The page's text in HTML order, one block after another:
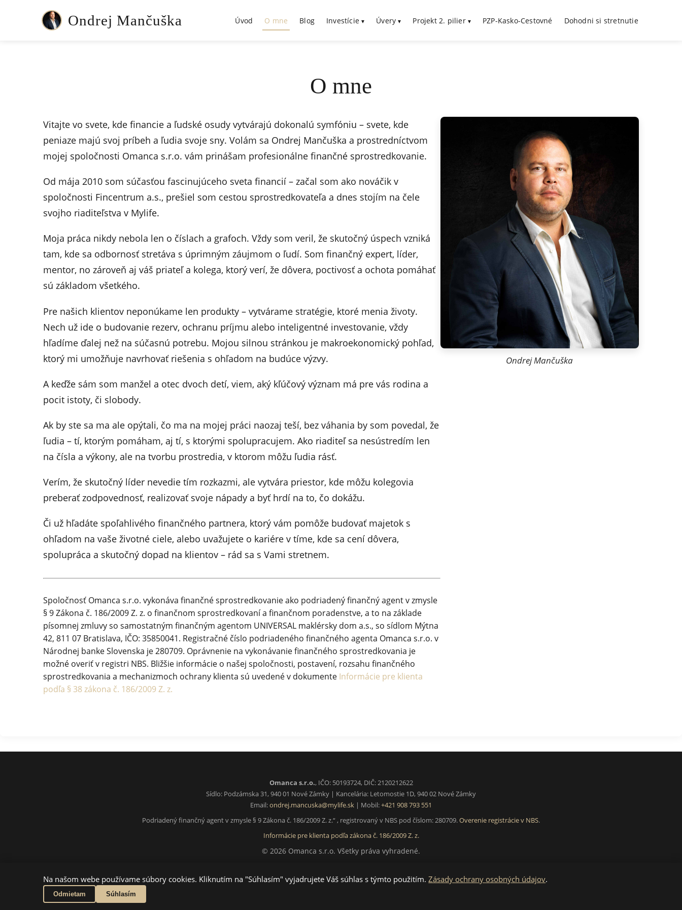
Ondrej Mančuška Úvod O mne Blog Investície Úvery Projekt 2. pilier PZP-Kasko-Cestovné Dohodni si stretnutie
O mne
Vitajte vo svete, kde financie a ľudské osudy vytvárajú dokonalú symfóniu – svete, kde
peniaze majú svoj príbeh a ľudia svoje sny. Volám sa Ondrej Mančuška a prostredníctvom
mojej spoločnosti Omanca s.r.o. vám prinášam profesionálne finančné sprostredkovanie.
Od mája 2010 som súčasťou fascinujúceho sveta financií – začal som ako nováčik v
spoločnosti Fincentrum a.s., prešiel som cestou sprostredkovateľa a dnes stojím na čele
svojho riaditeľstva v Mylife.
Moja práca nikdy nebola len o číslach a grafoch. Vždy som veril, že skutočný úspech vzniká
tam, kde sa odbornosť stretáva s úprimným záujmom o ľudí. Som finančný expert, líder,
mentor, no zároveň aj váš priateľ a kolega, ktorý verí, že dôvera, poctivosť a ochota pomáhať
sú základom všetkého.
Pre našich klientov neponúkame len produkty – vytvárame stratégie, ktoré menia životy.
Nech už ide o budovanie rezerv, ochranu príjmu alebo inteligentné investovanie, vždy
hľadíme ďalej než na súčasnú potrebu. Mojou silnou stránkou je makroekonomický pohľad,
ktorý mi umožňuje navrhovať riešenia s ohľadom na budúce výzvy.
A keďže sám som manžel a otec dvoch detí, viem, aký kľúčový význam má pre vás rodina a
pocit istoty, či slobody.
Ak by ste sa ma ale opýtali, čo ma na mojej práci naozaj teší, bez váhania by som povedal, že
ľudia – tí, ktorým pomáham, aj tí, s ktorými spolupracujem. Ako riaditeľ sa nesústredím len
na čísla a výkony, ale na tvorbu prostredia, v ktorom môžu ľudia rásť.
Verím, že skutočný líder nevedie tím rozkazmi, ale vytvára priestor, kde môžu kolegovia
preberať zodpovednosť, realizovať svoje nápady a byť hrdí na to, čo dokážu.
Či už hľadáte spoľahlivého finančného partnera, ktorý vám pomôže budovať majetok s
ohľadom na vaše životné ciele, alebo uvažujete o kariére v tíme, kde sa cení dôvera,
spolupráca a skutočný dopad na klientov – rád sa s Vami stretnem.
Spoločnosť Omanca s.r.o. vykonáva finančné sprostredkovanie ako podriadený finančný agent v zmysle
§ 9 Zákona č. 186/2009 Z. z. o finančnom sprostredkovaní a finančnom poradenstve, a to na základe
písomnej zmluvy so samostatným finančným agentom UNIVERSAL maklérsky dom a.s., so sídlom Mýtna
42, 811 07 Bratislava, IČO: 35850041. Registračné číslo podriadeného finančného agenta Omanca s.r.o. v
Národnej banke Slovenska je 280709. Oprávnenie na vykonávanie finančného sprostredkovania je
možné overiť v registri NBS. Bližšie informácie o našej spoločnosti, postavení, rozsahu finančného
sprostredkovania a mechanizmoch ochrany klienta sú uvedené v dokumente Informácie pre klienta
podľa § 38 zákona č. 186/2009 Z. z.
Ondrej Mančuška
Na našom webe používame súbory cookies. Kliknutím na "Súhlasím" vyjadrujete Váš súhlas s týmto použitím.Zásady ochrany osobných údajov.
Odmietam Súhlasím
Omanca s.r.o., IČO: 50193724, DIČ: 2120212622
Sídlo: Podzámska 31, 940 01 Nové Zámky | Kancelária: Letomostie 1D, 940 02 Nové Zámky
Email:ondrej.mancuska@mylife.sk | Mobil:+421 908 793 551
Podriadený finančný agent v zmysle § 9 Zákona č. 186/2009 Z. z.“ , registrovaný v NBS pod číslom: 280709.Overenie registrácie v NBS.
Informácie pre klienta podľa zákona č. 186/2009 Z. z.
© 2026 Omanca s.r.o. Všetky práva vyhradené.